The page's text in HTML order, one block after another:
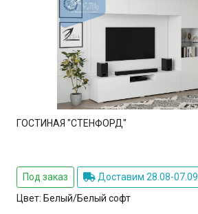
ГОСТИНАЯ "СТЕНФОРД"
Под заказ
Доставим 28.08-07.09
Цвет: Белый/Белый софт